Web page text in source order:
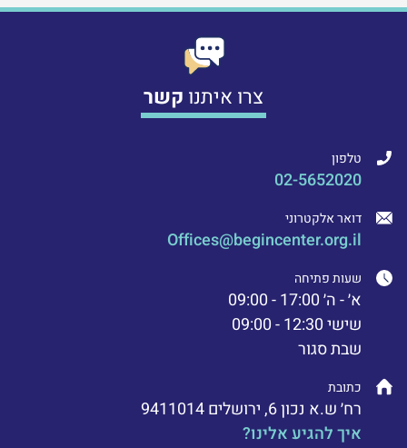
צרו איתנו קשר
טלפון
02-5652020
דואר אלקטרוני
Offices@begincenter.org.il
כתובת
רח׳ ש.א נכון 6, ירושלים 9411014
איך להגיע אלינו?
שעות פתיחה
א׳ - ה׳ 17:00 - 09:00
שישי 12:30 - 09:00
שבת סגור